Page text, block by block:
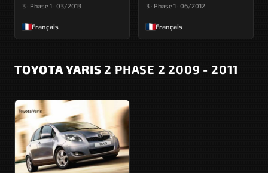
3 · Phase 1 · 03/2013
Français
3 · Phase 1 · 06/2012
Français
TOYOTA YARIS 2 PHASE 2 2009 - 2011